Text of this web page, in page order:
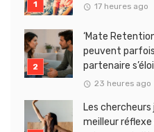
17 heures ago
‘Mate
peuvent
partenaire
23 heures ago
Les
meilleur